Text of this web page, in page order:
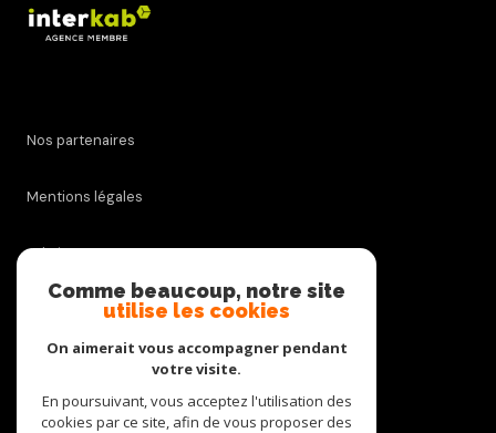
Nos partenaires
Mentions légales
Admin
Nos honoraires
Cookies
Comme beaucoup, notre site
utilise les cookies
On aimerait vous accompagner pendant
votre visite.
En poursuivant, vous acceptez l'utilisation des
cookies par ce site, afin de vous proposer des